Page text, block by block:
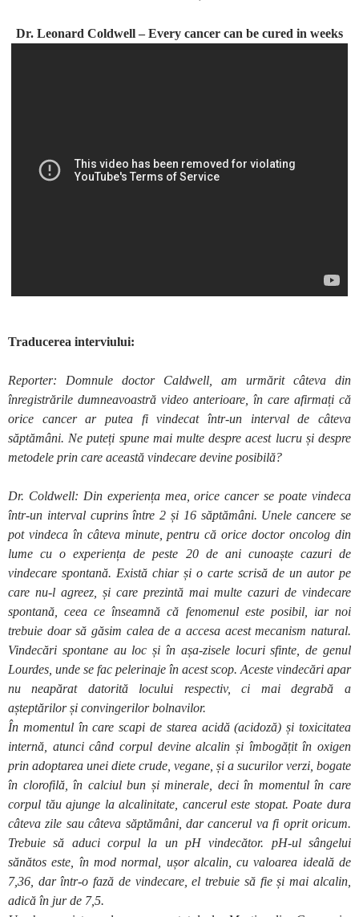
Dr. Leonard Coldwell – Every cancer can be cured in weeks
Traducerea interviului:
Reporter: Domnule doctor Caldwell, am urmărit câteva din
înregistrările dumneavoastră video anterioare, în care afirmați că
orice cancer ar putea fi vindecat într-un interval de câteva
săptămâni. Ne puteți spune mai multe despre acest lucru și despre
metodele prin care această vindecare devine posibilă?
Dr. Coldwell: Din experiența mea, orice cancer se poate vindeca
într-un interval cuprins între 2 și 16 săptămâni. Unele cancere se
pot vindeca în câteva minute, pentru că orice doctor oncolog din
lume cu o experiența de peste 20 de ani cunoaște cazuri de
vindecare spontană. Există chiar și o carte scrisă de un autor pe
care nu-l agreez, și care prezintă mai multe cazuri de vindecare
spontană, ceea ce înseamnă că fenomenul este posibil, iar noi
trebuie doar să găsim calea de a accesa acest mecanism natural.
Vindecări spontane au loc și în așa-zisele locuri sfinte, de genul
Lourdes, unde se fac pelerinaje în acest scop. Aceste vindecări apar
nu neapărat datorită locului respectiv, ci mai degrabă a
așteptărilor și convingerilor bolnavilor.
În momentul în care scapi de starea acidă (acidoză) și toxicitatea
internă, atunci când corpul devine alcalin și îmbogățit în oxigen
prin adoptarea unei diete crude, vegane, și a sucurilor verzi, bogate
în clorofilă, în calciul bun și minerale, deci în momentul în care
corpul tău ajunge la alcalinitate, cancerul este stopat. Poate dura
câteva zile sau câteva săptămâni, dar cancerul va fi oprit oricum.
Trebuie să aduci corpul la un pH vindecător. pH-ul sângelui
sănătos este, în mod normal, ușor alcalin, cu valoarea ideală de
7,36, dar într-o fază de vindecare, el trebuie să fie și mai alcalin,
adică în jur de 7,5.